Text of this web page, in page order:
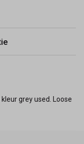
grey used. Loose